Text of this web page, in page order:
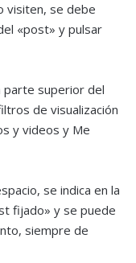
visiten, se debe
«post» y pulsar
parte superior del
de visualización
y videos y Me
se indica en la
fijado» y se puede
siempre de